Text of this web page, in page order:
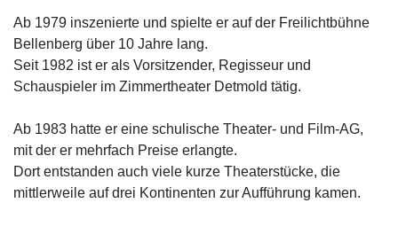
Ab 1979 inszenierte und spielte er auf der Freilichtbühne
Bellenberg über 10 Jahre lang.
Seit 1982 ist er als Vorsitzender, Regisseur und
Schauspieler im Zimmertheater Detmold tätig.
Ab 1983 hatte er eine schulische Theater- und Film-AG,
mit der er mehrfach Preise erlangte.
Dort entstanden auch viele kurze Theaterstücke, die
mittlerweile auf drei Kontinenten zur Aufführung kamen.